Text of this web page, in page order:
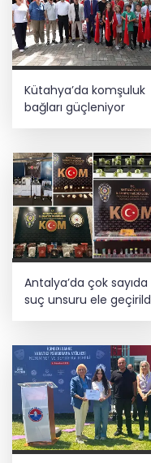
Kütahya’da komşuluk
bağları güçleniyor
Antalya’da çok sayıda
suç unsuru ele